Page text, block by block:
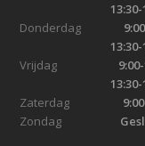
Donderdag
Vrijdag
Zaterdag
Zondag